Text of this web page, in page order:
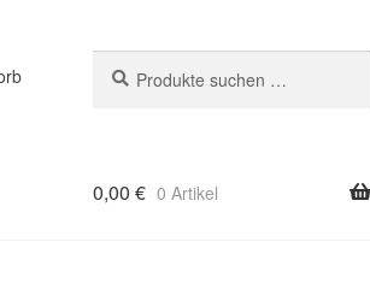
nach:
Suchen
0,00 € 0 Artikel